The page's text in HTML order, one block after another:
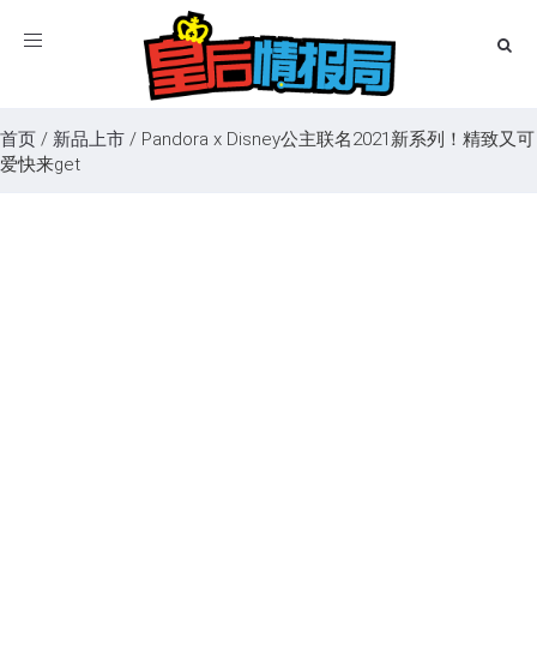
Toggle
首页 / 新品上市 / Pandora x Disney公主联名2021新系列！精致又可
爱快来get